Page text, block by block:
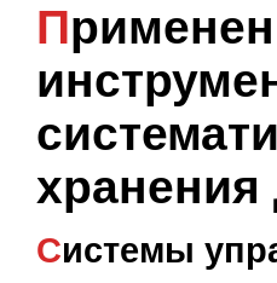
Применение
Системы